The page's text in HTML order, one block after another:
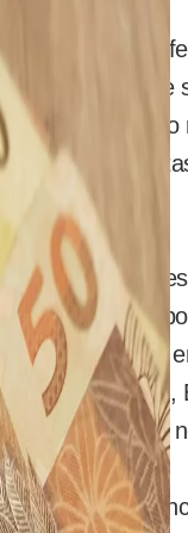
nesta quinta-
ao mês
(30),
e
do
lotados
forma integral
14h, será